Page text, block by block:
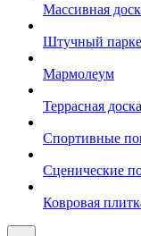
Массивная
Штучный
Мармолеум
Террасная доска
Спортивные
Сценические
Ковровая